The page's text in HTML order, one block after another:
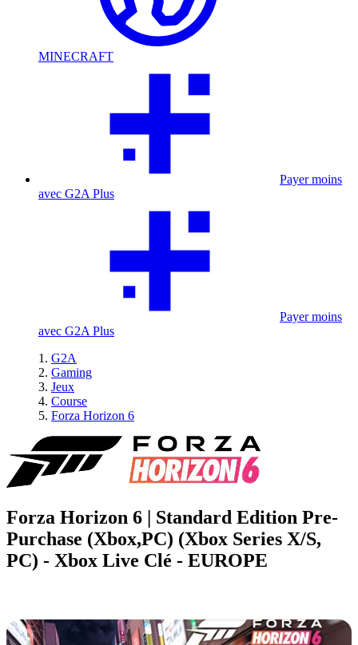
MINECRAFT
Payer moins
avec G2A Plus
Payer moins
avec G2A Plus
G2A
Gaming
Jeux
Course
Forza Horizon 6
Forza Horizon 6 | Standard Edition Pre-
Purchase (Xbox,PC) (Xbox Series X/S,
PC) - Xbox Live Clé - EUROPE